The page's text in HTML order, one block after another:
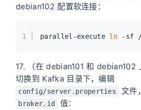
debian102 配置软连接：
1 parallel-execute ln -sf /
17. （在 debian101 和 debian102
切换到 Kafka 目录下，编辑
config/server.properties 文件
broker.id 值：